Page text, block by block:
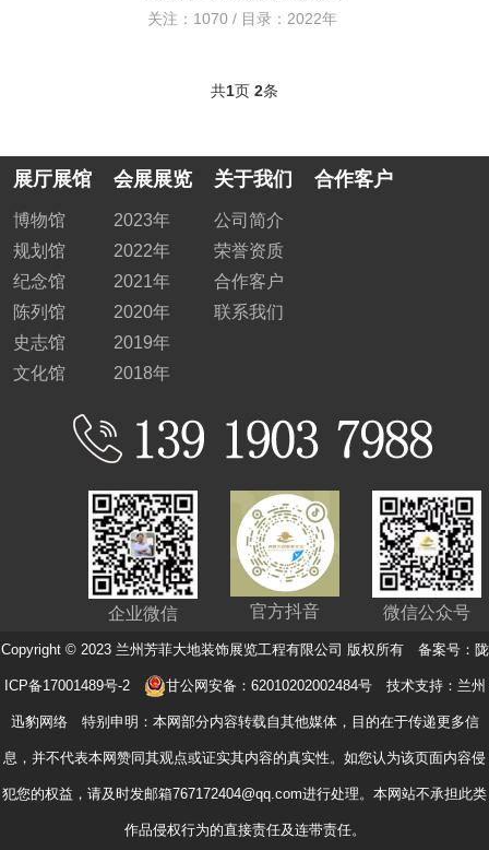
关注：1070 / 目录： 2022年
共1页 2条
展厅展馆
博物馆
规划馆
纪念馆
陈列馆
史志馆
文化馆
会展展览
2023年
2022年
2021年
2020年
2019年
2018年
关于我们
公司简介
荣誉资质
合作客户
联系我们
合作客户
企业微信 官方抖音 微信公众号
Copyright © 2023 兰州芳菲大地装饰展览工程有限公司 版权所有 备案号： 陇
ICP备17001489号-2 甘公网安备：62010202002484号技术支持： 兰州
迅豹网络特别申明：本网部分内容转载自其他媒体，目的在于传递更多信
息，并不代表本网赞同其观点或证实其内容的真实性。如您认为该页面内容侵
犯您的权益，请及时发邮箱767172404@qq.com进行处理。本网站不承担此类
作品侵权行为的直接责任及连带责任。